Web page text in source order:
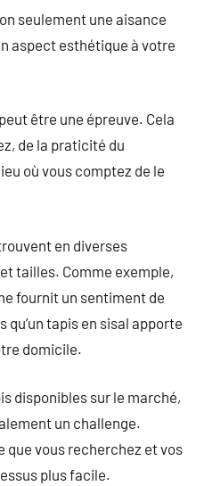
seulement une aisance
aspect esthétique à votre
être une épreuve. Cela
de la praticité du
où vous comptez de le
en diverses
tailles. Comme exemple,
fournit un sentiment de
tapis en sisal apporte
domicile.
disponibles sur le marché,
un challenge.
que vous recherchez et vos
plus facile.